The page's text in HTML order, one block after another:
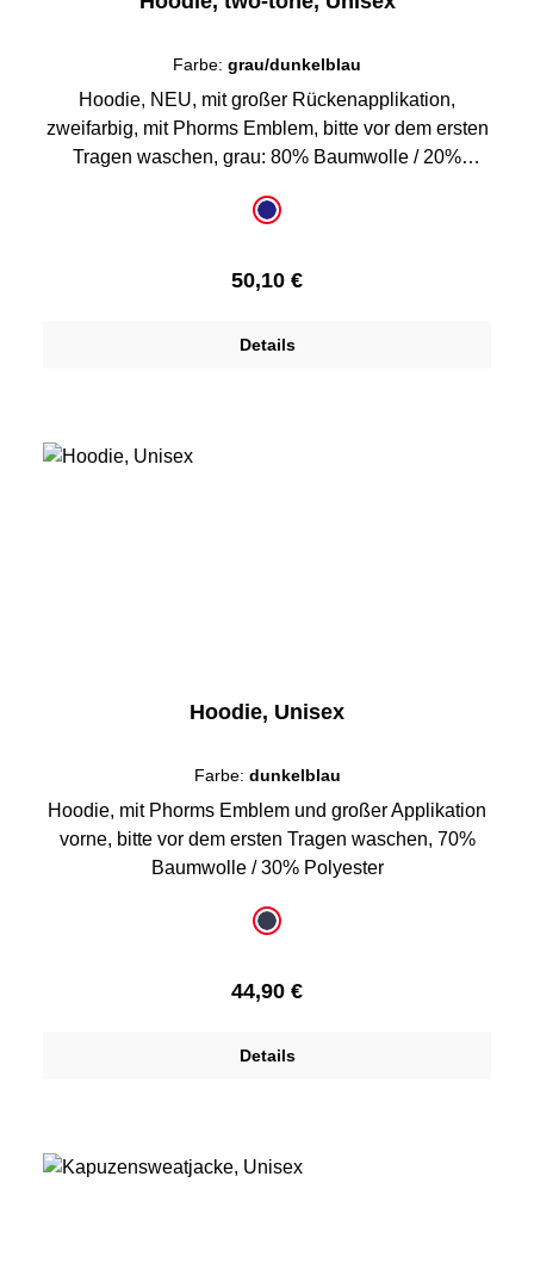
Farbe: grau/dunkelblau
Hoodie, NEU, mit großer Rückenapplikation,
zweifarbig, mit Phorms Emblem, bitte vor dem ersten
Tragen waschen, grau: 80% Baumwolle / 20%
grau/dunkelblau
Regulärer Preis:
50,10 €
Details
Hoodie, Unisex
Farbe: dunkelblau
Hoodie, mit Phorms Emblem und großer Applikation
vorne, bitte vor dem ersten Tragen waschen, 70%
Baumwolle / 30% Polyester
dunkelblau
Regulärer Preis:
44,90 €
Details